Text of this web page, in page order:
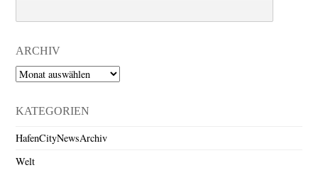
ARCHIV
Archiv
KATEGORIEN
HafenCityNewsArchiv
Welt